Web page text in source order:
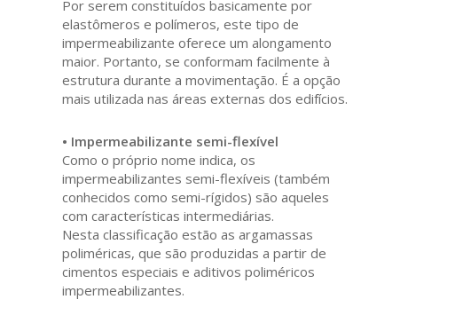
Por serem constituídos basicamente por
elastômeros e polímeros, este tipo de
impermeabilizante oferece um alongamento
maior. Portanto, se conformam facilmente à
estrutura durante a movimentação. É a opção
mais utilizada nas áreas externas dos edifícios.
• Impermeabilizante semi-flexível
Como o próprio nome indica, os
impermeabilizantes semi-flexíveis (também
conhecidos como semi-rígidos) são aqueles
com características intermediárias.
Nesta classificação estão as argamassas
poliméricas, que são produzidas a partir de
cimentos especiais e aditivos poliméricos
impermeabilizantes.